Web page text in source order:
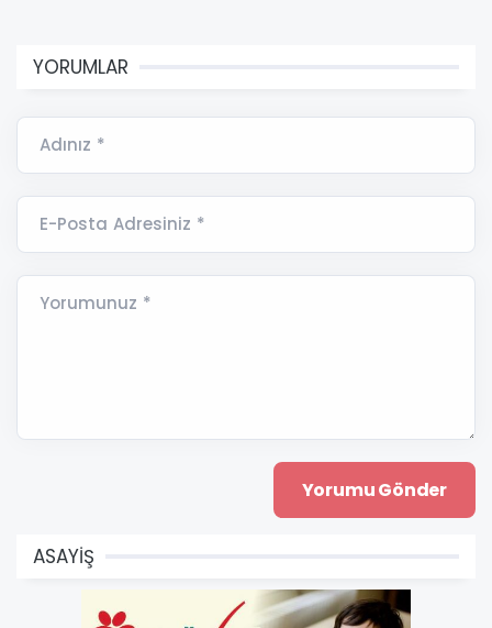
YORUMLAR
Adınız *
E-Posta Adresiniz *
Yorumunuz *
ASAYİŞ